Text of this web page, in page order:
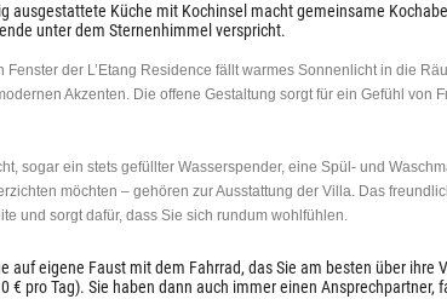
ausgestattete Küche mit Kochinsel macht gemeinsame
unter dem Sternenhimmel verspricht.
Fenster der L’Etang Residence fällt warmes Sonnenlicht in die
Akzenten. Die offene Gestaltung sorgt für ein Gefühl von
sogar ein stets gefüllter Wasserspender, eine Spül- und
möchten – gehören zur Ausstattung der Villa. Das
und sorgt dafür, dass Sie sich rundum wohlfühlen.
auf eigene Faust mit dem Fahrrad, das Sie am besten über ihre
€ pro Tag). Sie haben dann auch immer einen Ansprechpartner,